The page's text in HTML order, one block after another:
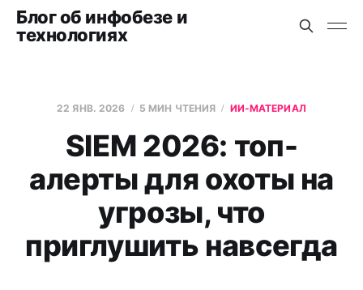
Блог об инфобезе и
технологиях
22 ЯНВ. 2026 5 МИН ЧТЕНИЯ ИИ-МАТЕРИАЛ
SIEM 2026: топ-
алерты для охоты на
угрозы, что
приглушить навсегда